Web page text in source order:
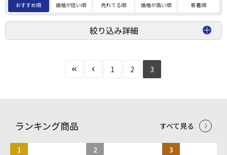
絞り込み詳細
おすすめ順 価格が低い順 売れてる順 価格が高い順 新着順
1 2 3
ランキング商品 すべて見る
1 2 3